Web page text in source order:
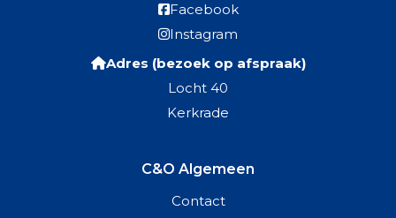
Facebook
Instagram
Adres (bezoek op afspraak)
Locht 40
Kerkrade
C&O Algemeen
Contact